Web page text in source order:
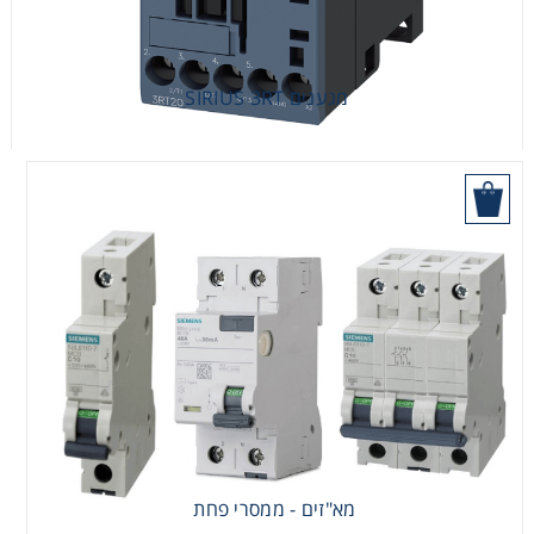
מגענים SIRIUS 3RT
מא"זים - ממסרי פחת